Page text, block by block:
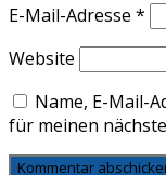
E-Mail-Adresse *
Website
Name, E-Mail-
für meinen